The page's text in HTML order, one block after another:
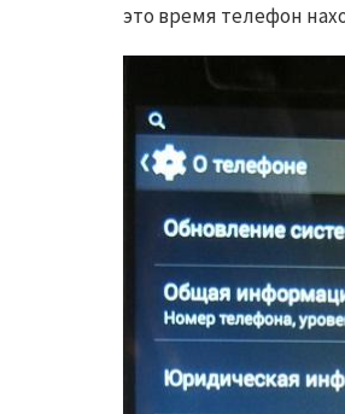
это время телефон